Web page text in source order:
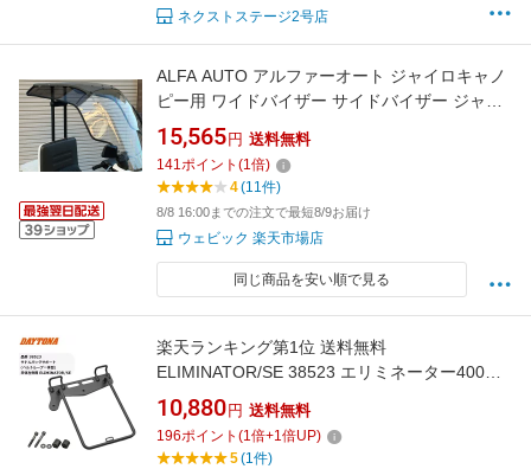
ネクストステージ2号店
ALFA AUTO アルファーオート ジャイロキャノ
ピー用 ワイドバイザー サイドバイザー ジャイ
ロキャノピー HONDA ホンダ その他外装オプシ
ョン・補修部品 外装
15,565 円 送料無料
141ポイント (1倍)
4(11件)
8/8 16:00までの注文で最短8/9お届け
ウェビック 楽天市場店
同じ商品を安い順で見る
楽天ランキング第1位 送料無料
ELIMINATOR/SE 38523 エリミネーター400
DAYTONA(デイトナ） サドルバッグサポート
(ベルトループ一体型) 車体左側用 8BL-EL400A
バイク好き ギフト あす楽対応 お買い物マラソ
10,880 円 送料無料
196ポイント (1倍+1倍UP)
5(1件)